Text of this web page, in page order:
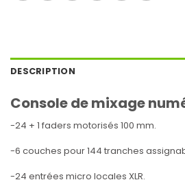
DESCRIPTION
Console de mixage
-24 + 1 faders motorisés 100 mm.
-6 couches pour 144 tranches
-24 entrées micro locales XLR.